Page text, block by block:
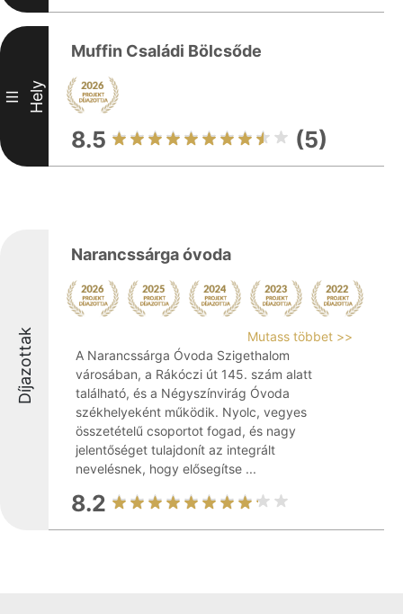
III Hely
Muffin Családi Bölcsőde
8.5 (5)
Díjazottak
Narancssárga óvoda
Mutass többet >>
A Narancssárga Óvoda Szigethalom
városában, a Rákóczi út 145. szám alatt
található, és a Négyszínvirág Óvoda
székhelyeként működik. Nyolc, vegyes
összetételű csoportot fogad, és nagy
jelentőséget tulajdonít az integrált
nevelésnek, hogy elősegítse ...
8.2